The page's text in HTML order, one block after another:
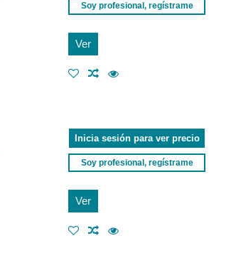
Soy profesional, regístrame
Ver
Inicia sesión para ver precio
Soy profesional, regístrame
Ver